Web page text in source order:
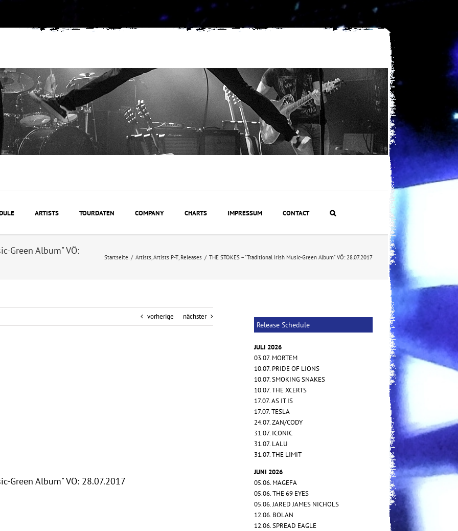
ARTISTS TOURDATEN COMPANY CHARTS IMPRESSUM CONTACT
Green Album" VÖ:
Startseite / Artists Artists P-T Releases / THE STOKES – "Traditional Irish Music-Green Album" VÖ: 28.07.2017
vorherige nächster
Green Album" VÖ: 28.07.2017
Release Schedule
JULI 2026
03.07. MORTEM
10.07. PRIDE OF LIONS
10.07. SMOKING SNAKES
10.07. THE XCERTS
17.07. AS IT IS
17.07. TESLA
24.07. ZAN/CODY
31.07. ICONIC
31.07. LALU
31.07. THE LIMIT
JUNI 2026
05.06. MAGEFA
05.06. THE 69 EYES
05.06. JARED JAMES NICHOLS
12.06. BOLAN
12.06. SPREAD EAGLE